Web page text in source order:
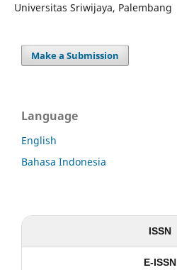
Universitas Sriwijaya, Palembang
Make a Submission
Language
English
Bahasa Indonesia
ISSN
E-ISSN